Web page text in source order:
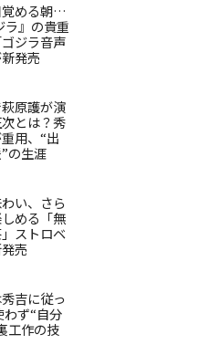
覚める朝…
ラ』の貴重
ジラ音声
発売
萩原護が演
とは？秀
用、“出
の生涯
い、さら
める「無
ストロベ
売
吉に従っ
わず“自分
工作の技